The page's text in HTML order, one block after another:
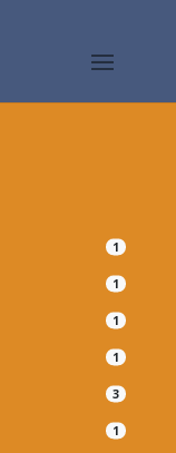
1
1
1
1
3
1